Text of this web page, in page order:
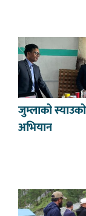
जुम्लाको
अभियान